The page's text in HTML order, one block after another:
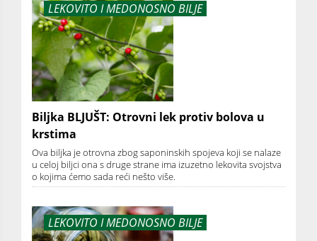
LEKOVITO I MEDONOSNO BILJE
Biljka BLJUŠT: Otrovni lek protiv bolova u
krstima
Ova biljka je otrovna zbog saponinskih spojeva koji se nalaze
u celoj biljci ona s druge strane ima izuzetno lekovita svojstva
o kojima ćemo sada reći nešto više.
LEKOVITO I MEDONOSNO BILJE